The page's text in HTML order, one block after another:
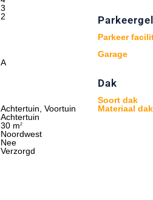
3
2
A
Achtertuin, Voortuin
Achtertuin
30 m2
Noordwest
Nee
Verzorgd
Parkeer
Garage
Dak
Soort dak
Materiaal dak